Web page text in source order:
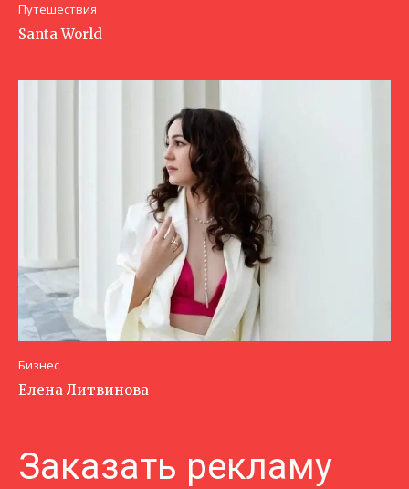
Путешествия
Santa World
Бизнес
Елена Литвинова
Заказать рекламу